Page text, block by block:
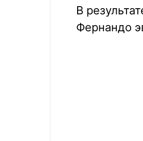
В
Фернандо